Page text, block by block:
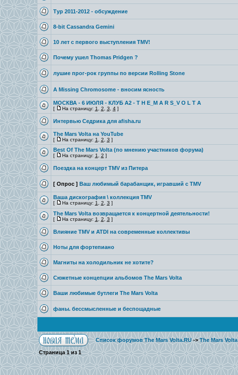
Тур 2011-2012 - обсуждение
8-bit Cassandra Gemini
10 лет с первого выступления TMV!
Почему ушел Thomas Pridgen ?
лушие прог-рок группы по версии Rolling Stone
A Missing Chromosome - вносим ясность
МОСКВА - 6 ИЮЛЯ - КЛУБ A2 - T H E_M A R S_V O L T A
[ На страницу: 1 2 3 4]
Интервью Седрика для afisha.ru
The Mars Volta на YouTube
[ На страницу: 1 2 3 ]
Best Of The Mars Volta (по мнению участников форума)
[ На страницу: 1 2 ]
Поездка на концерт TMV из Питера
[ Опрос ] Ваш любимый барабанщик, игравший с TMV
Ваша дискография \ коллекция TMV
[ На страницу: 1 2 3 ]
The Mars Volta возвращается к концертной деятельности!
[ На страницу: 1 2 3 ]
Влияние TMV и ATDI на современные коллективы
Ноты для фортепиано
Магниты на холодильник не хотите?
Сюжетные концепции альбомов The Mars Volta
Ваши любимые бутлеги The Mars Volta
фаны. бессмысленные и беспощадные
Список форумов The Mars Volta.RU->The Mars Volta
Страница1из1